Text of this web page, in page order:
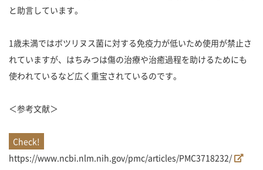
と助言しています。
1歳未満ではボツリヌス菌に対する免疫力が低いため使用が禁止さ
れていますが、はちみつは傷の治療や治癒過程を助けるためにも
使われているなど広く重宝されているのです。
＜参考文献＞
https://www.ncbi.nlm.nih.gov/pmc/articles/PMC3718232/